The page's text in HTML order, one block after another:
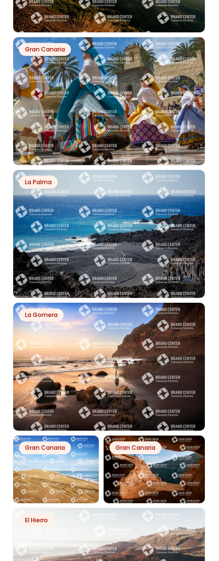
PH4774
PARQUE NACIONAL DEL TEIDE
Gran Canaria
PH1099
COMPLEJO ARQUITECTÓNICO PUEBLO CANARIO
La Palma
PH696
FUENCALIENTE
La Gomera
PH21401
PLAYA DEL INGLÉS
Gran Canaria Gran Canaria
PH8138
CALDERA DE BANDAMA
El Hierro